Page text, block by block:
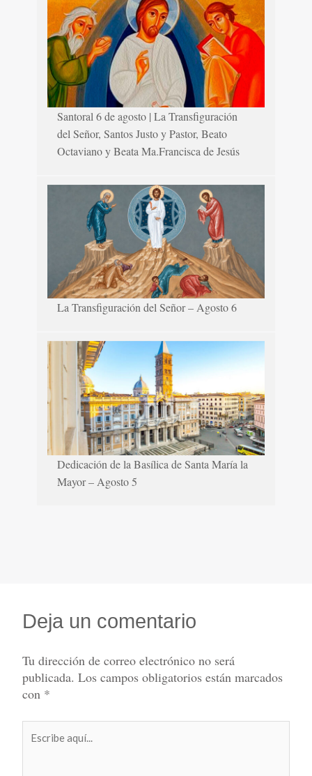
Santoral 6 de agosto | La Transfiguración
del Señor, Santos Justo y Pastor, Beato
Octaviano y Beata Ma.Francisca de Jesús
La Transfiguración del Señor – Agosto 6
Dedicación de la Basílica de Santa María la
Mayor – Agosto 5
Deja un comentario
Tu dirección de correo electrónico no será
publicada. Los campos obligatorios están marcados
con *
aquí...